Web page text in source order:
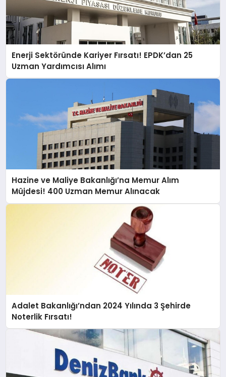
Enerji Sektöründe Kariyer Fırsatı! EPDK’dan 25
Uzman Yardımcısı Alımı
Hazine ve Maliye Bakanlığı’na Memur Alım
Müjdesi! 400 Uzman Memur Alınacak
Adalet Bakanlığı’ndan 2024 Yılında 3 Şehirde
Noterlik Fırsatı!